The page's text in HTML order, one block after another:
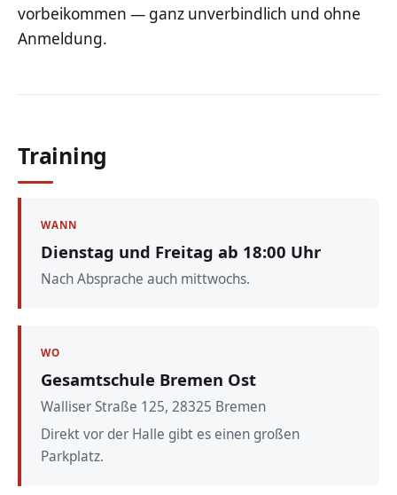
vorbeikommen — ganz unverbindlich und ohne
Anmeldung.
Training
WANN
Dienstag und Freitag ab 18:00 Uhr
Nach Absprache auch mittwochs.
WO
Gesamtschule Bremen Ost
Walliser Straße 125, 28325 Bremen
Direkt vor der Halle gibt es einen großen
Parkplatz.